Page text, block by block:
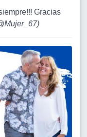
Gracias
)